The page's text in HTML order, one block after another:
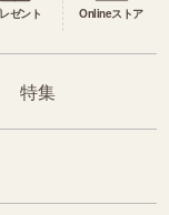
ゼント Onlineストア
特集